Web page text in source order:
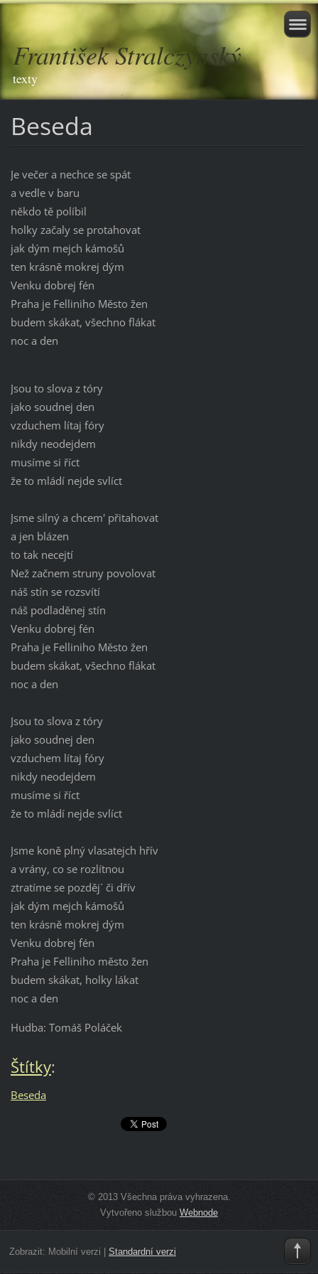
František Stralczynský
texty
Beseda
Je večer a nechce se spát
a vedle v baru
někdo tě políbil
holky začaly se protahovat
jak dým mejch kámošů
ten krásně mokrej dým
Venku dobrej fén
Praha je Felliniho Město žen
budem skákat, všechno flákat
noc a den
Jsou to slova z tóry
jako soudnej den
vzduchem lítaj fóry
nikdy neodejdem
musíme si říct
že to mládí nejde svlíct
Jsme silný a chcem' přitahovat
a jen blázen
to tak necejtí
Než začnem struny povolovat
náš stín se rozsvítí
náš podladěnej stín
Venku dobrej fén
Praha je Felliniho Město žen
budem skákat, všechno flákat
noc a den
Jsou to slova z tóry
jako soudnej den
vzduchem lítaj fóry
nikdy neodejdem
musíme si říct
že to mládí nejde svlíct
Jsme koně plný vlasatejch hřív
a vrány, co se rozlítnou
ztratíme se pozděj´ či dřív
jak dým mejch kámošů
ten krásně mokrej dým
Venku dobrej fén
Praha je Felliniho město žen
budem skákat, holky lákat
noc a den
Hudba: Tomáš Poláček
Štítky:
Beseda
© 2013 Všechna práva vyhrazena.
Vytvořeno službou Webnode
Zobrazit: Mobilní verzi Standardní verzi